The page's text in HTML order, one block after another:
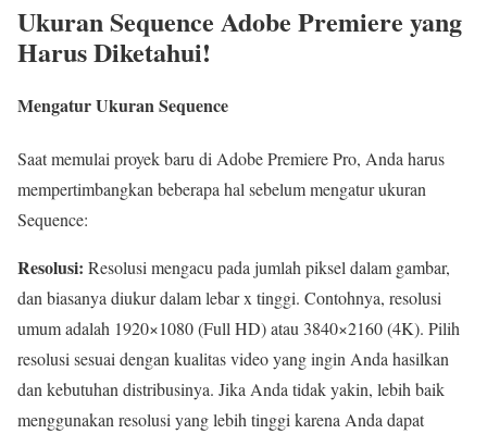
Ukuran Sequence Adobe Premiere yang
Harus Diketahui!
Mengatur Ukuran Sequence
Saat memulai proyek baru di Adobe Premiere Pro, Anda harus
mempertimbangkan beberapa hal sebelum mengatur ukuran
Sequence:
Resolusi: Resolusi mengacu pada jumlah piksel dalam gambar,
dan biasanya diukur dalam lebar x tinggi. Contohnya, resolusi
umum adalah 1920×1080 (Full HD) atau 3840×2160 (4K). Pilih
resolusi sesuai dengan kualitas video yang ingin Anda hasilkan
dan kebutuhan distribusinya. Jika Anda tidak yakin, lebih baik
menggunakan resolusi yang lebih tinggi karena Anda dapat